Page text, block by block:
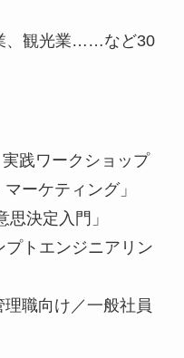
、観光業……など30
践ワークショップ
ーケティング」
思決定入門」
プトエンジニアリン
理職向け／一般社員